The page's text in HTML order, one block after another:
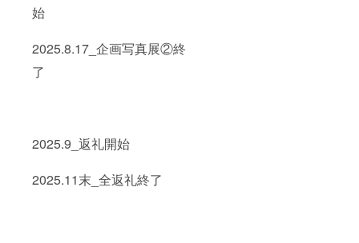
始
2025.8.17_企画写真展②終
了
2025.9_返礼開始
2025.11末_全返礼終了